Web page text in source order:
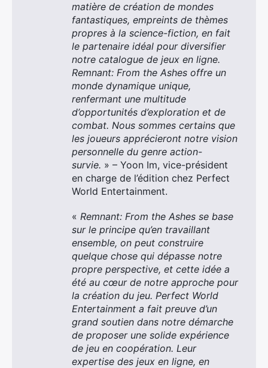
matière de création de mondes
fantastiques, empreints de thèmes
propres à la science-fiction, en fait
le partenaire idéal pour diversifier
notre catalogue de jeux en ligne.
Remnant: From the Ashes offre un
monde dynamique unique,
renfermant une multitude
d’opportunités d’exploration et de
combat. Nous sommes certains que
les joueurs apprécieront notre vision
personnelle du genre action-
survie. » – Yoon Im, vice-président
en charge de l’édition chez Perfect
World Entertainment.
« Remnant: From the Ashes se base
sur le principe qu’en travaillant
ensemble, on peut construire
quelque chose qui dépasse notre
propre perspective, et cette idée a
été au cœur de notre approche pour
la création du jeu. Perfect World
Entertainment a fait preuve d’un
grand soutien dans notre démarche
de proposer une solide expérience
de jeu en coopération. Leur
expertise des jeux en ligne, en